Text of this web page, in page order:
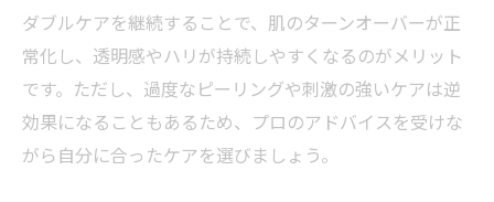
ダブルケアを継続することで、肌のターンオーバーが正
常化し、透明感やハリが持続しやすくなるのがメリット
です。ただし、過度なピーリングや刺激の強いケアは逆
効果になることもあるため、プロのアドバイスを受けな
がら自分に合ったケアを選びましょう。